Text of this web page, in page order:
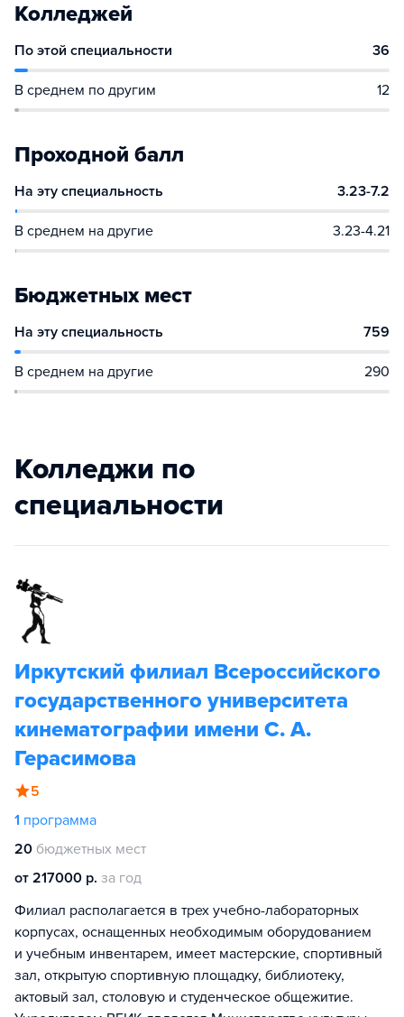
Колледжей
По этой специальности 36
В среднем по другим 12
Проходной балл
На эту специальность 3.23-7.2
В среднем на другие 3.23-4.21
Бюджетных мест
На эту специальность 759
В среднем на другие 290
Колледжи по
специальности
Иркутский филиал Всероссийского
государственного университета
кинематографии имени С. А.
Герасимова
5
1 программа
20 бюджетных мест
от 217000 р. за год
Филиал располагается в трех учебно-лабораторных
корпусах, оснащенных необходимым оборудованием
и учебным инвентарем, имеет мастерские, спортивный
зал, открытую спортивную площадку, библиотеку,
актовый зал, столовую и студенческое общежитие.